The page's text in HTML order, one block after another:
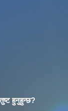
हुनुहुन्छ?